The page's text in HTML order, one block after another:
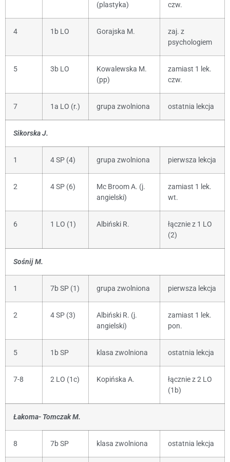
(plastyka) czw.
4 1b LO Gorajska M.
zaj. z
psychologiem
5 3b LO
Kowalewska M.
(pp)
zamiast 1 lek.
czw.
7 1a LO (r.) grupa zwolniona ostatnia lekcja
Sikorska J.
1 4 SP (4) grupa zwolniona pierwsza lekcja
2 4 SP (6)
Mc Broom A. (j.
angielski)
zamiast 1 lek.
wt.
6 1 LO (1) Albiński R.
łącznie z 1 LO
(2)
Sośnij M.
1 7b SP (1) grupa zwolniona pierwsza lekcja
2 4 SP (3)
Albiński R. (j.
angielski)
zamiast 1 lek.
pon.
5 1b SP klasa zwolniona ostatnia lekcja
7-8 2 LO (1c) Kopińska A.
łącznie z 2 LO
(1b)
Łakoma- Tomczak M.
8 7b SP klasa zwolniona ostatnia lekcja